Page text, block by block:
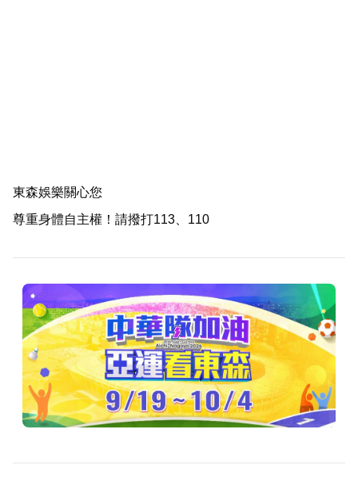
東森娛樂關心您
尊重身體自主權！請撥打113、110